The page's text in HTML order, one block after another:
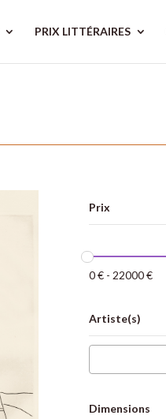
PRIX LITTÉRAIRES
Prix
0€- 22000€
Artiste(s)
Dimensions